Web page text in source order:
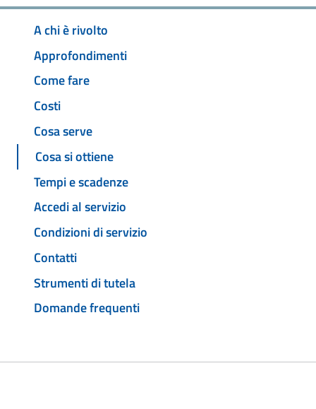
A chi è rivolto
Approfondimenti
Come fare
Costi
Cosa serve
Cosa si ottiene
Tempi e scadenze
Accedi al servizio
Condizioni di servizio
Contatti
Strumenti di tutela
Domande frequenti